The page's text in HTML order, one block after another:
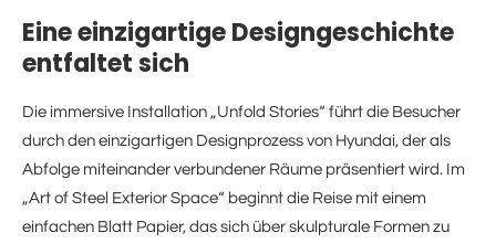
Eine einzigartige Designgeschichte
entfaltet sich
Die immersive Installation „Unfold Stories“ führt die Besucher
durch den einzigartigen Designprozess von Hyundai, der als
Abfolge miteinander verbundener Räume präsentiert wird. Im
„Art of Steel Exterior Space“ beginnt die Reise mit einem
einfachen Blatt Papier, das sich über skulpturale Formen zu